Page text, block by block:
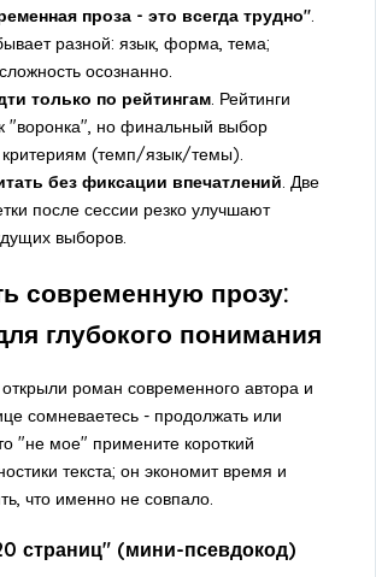
проза - это всегда трудно".
разной: язык, форма, тема;
осознанно.
только по рейтингам. Рейтинги
"воронка", но финальный выбор
критериям (темп/язык/темы).
без фиксации впечатлений . Две
после сессии резко улучшают
выборов.
современную прозу:
глубокого понимания
роман современного автора и
сомневаетесь - продолжать или
"не мое" примените короткий
текста; он экономит время и
что именно не совпало.
страниц" (мини-псевдокод)